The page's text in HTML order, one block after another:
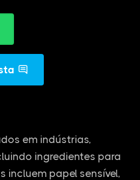
em indústrias,
ingredientes para
incluem papel sensível,